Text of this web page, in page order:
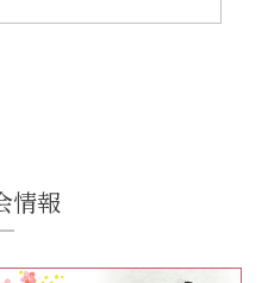
情報